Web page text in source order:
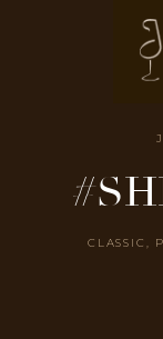
CLASSIC,